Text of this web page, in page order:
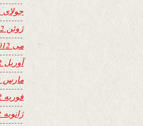
جولای 2012
ژوئن 2012
می 2012
آوریل 2012
مارس 2012
فوریه 2012
ژانویه 2012